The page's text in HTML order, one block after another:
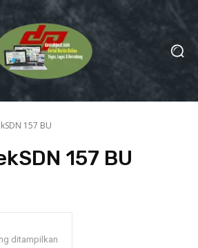
157 BU
157 BU
ditampilkan